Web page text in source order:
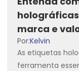
marca e
Por:Kelvin
As etiquetas
ferramenta